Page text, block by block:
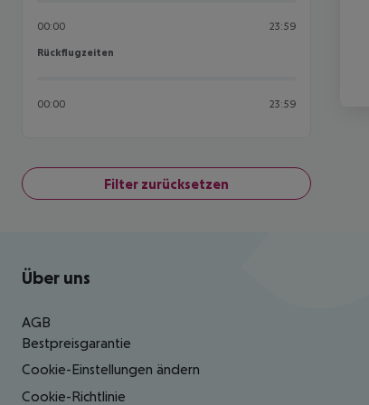
00:00 23:59
Rückflugzeiten
Rückflugzeiten
00:00 23:59
Filter zurücksetzen
Footer navigation
Über uns
AGB
Bestpreisgarantie
Cookie-Einstellungen ändern
Cookie-Richtlinie